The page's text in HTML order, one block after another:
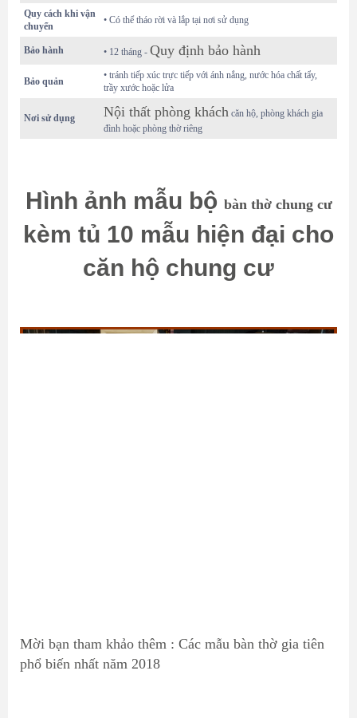
Quy cách khi vận
chuyển
• Có thể tháo rời và lắp tại nơi sử dụng
Bảo hành • 12 tháng - Quy định bảo hành
Bảo quản
• tránh tiếp xúc trực tiếp với ánh nắng, nước hóa chất tẩy,
trầy xước hoặc lửa
Nơi sử dụng Nội thất phòng khách căn hộ, phòng khách gia
đình hoặc phòng thờ riêng
Hình ảnh mẫu bộ bàn thờ chung cư
kèm tủ 10 mẫu hiện đại cho
căn hộ chung cư
Mời bạn tham khảo thêm : Các mẫu bàn thờ gia tiên
phổ biến nhất năm 2018